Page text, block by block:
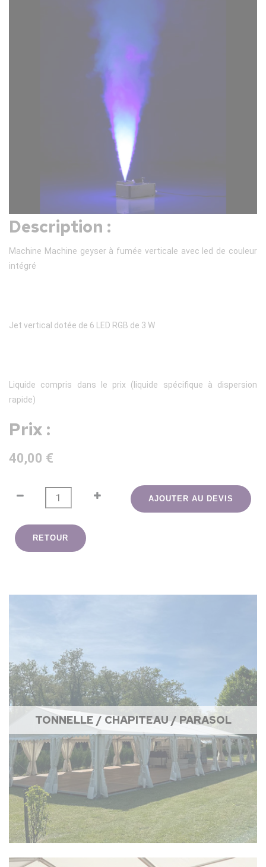
Description :
Machine Machine geyser à fumée verticale avec led de couleur
intégré
Jet vertical dotée de 6 LED RGB de 3 W
Liquide compris dans le prix (liquide spécifique à dispersion
rapide)
Prix :
40,00 €
AJOUTER AU DEVIS
RETOUR
TONNELLE / CHAPITEAU / PARASOL